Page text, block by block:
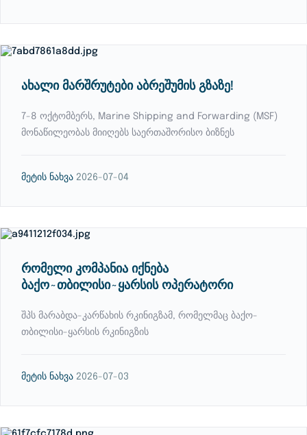
ახალი მარშრუტები აბრეშუმის გზაზე!
7-8 ოქტომბერს, Marine Shipping and Forwarding (MSF)
მონაწილეობას მიიღებს საერთაშორისო ბიზნეს
მეტის ნახვა 2026-07-04
რომელი კომპანია იქნება
ბაქო~თბილისი~ყარსის ოპერატორი
შპს მარაბდა-კარწახის რკინიგზამ, რომელმაც ბაქო-
თბილისი-ყარსის რკინიგზის
მეტის ნახვა 2026-07-03